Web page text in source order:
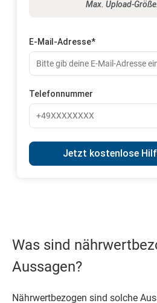
Max. Upload-
E-Mail-Adresse*
Telefonnummer
Was sind
Aussagen?
Nährwertbezogen sind solche